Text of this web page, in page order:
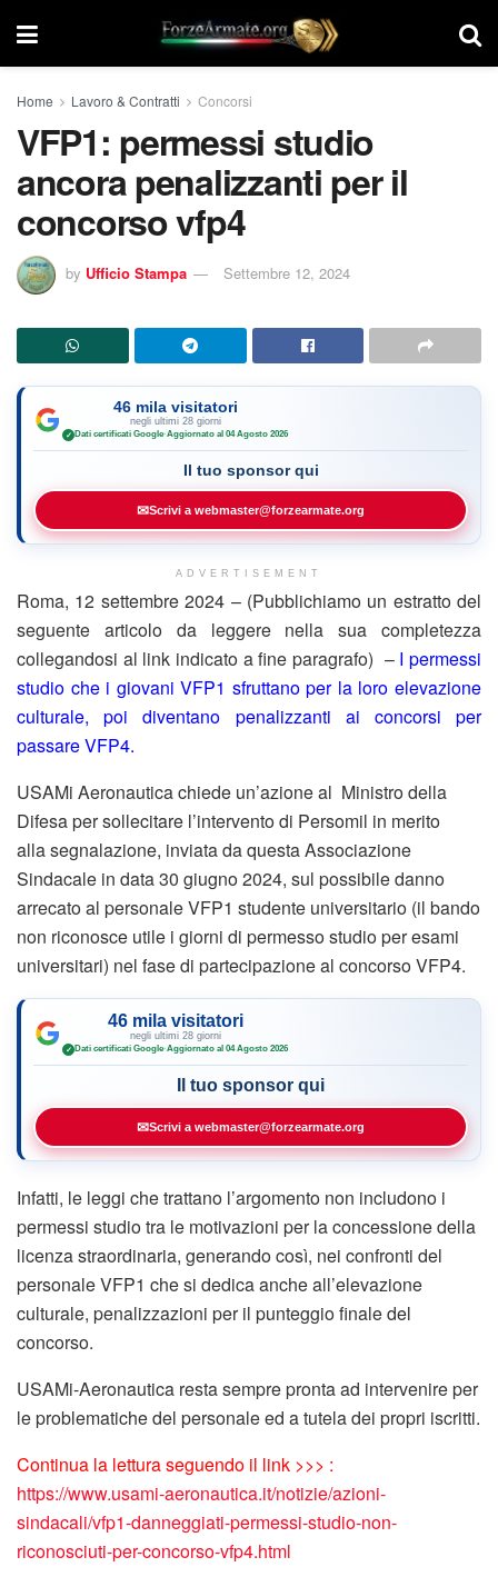
Home Lavoro & Contratti Concorsi
VFP1: permessi studio
ancora penalizzanti per il
concorso vfp4
by Ufficio Stampa Settembre 12, 2024
46 mila visitatori
negli ultimi 28 giorni
✓ Dati certificati Google·Aggiornato al 04 Agosto 2026
Il tuo sponsor qui
✉Scrivi a webmaster@forzearmate.org
ADVERTISEMENT
Roma, 12 settembre 2024 – (Pubblichiamo un estratto del
seguente articolo da leggere nella sua completezza
collegandosi al link indicato a fine paragrafo) –I permessi
studio che i giovani VFP1 sfruttano per la loro elevazione
culturale, poi diventano penalizzanti ai concorsi per
passare VFP4.
USAMi Aeronautica chiede un’azione al Ministro della
Difesa per sollecitare l’intervento di Persomil in merito
alla segnalazione, inviata da questa Associazione
Sindacale in data 30 giugno 2024, sul possibile danno
arrecato al personale VFP1 studente universitario (il bando
non riconosce utile i giorni di permesso studio per esami
universitari) nel fase di partecipazione al concorso VFP4.
46 mila visitatori
negli ultimi 28 giorni
✓ Dati certificati Google·Aggiornato al 04 Agosto 2026
Il tuo sponsor qui
✉Scrivi a webmaster@forzearmate.org
Infatti, le leggi che trattano l’argomento non includono i
permessi studio tra le motivazioni per la concessione della
licenza straordinaria, generando così, nei confronti del
personale VFP1 che si dedica anche all’elevazione
culturale, penalizzazioni per il punteggio finale del
concorso.
USAMi-Aeronautica resta sempre pronta ad intervenire per
le problematiche del personale ed a tutela dei propri iscritti.
Continua la lettura seguendo il link >>> :
https://www.usami-aeronautica.it/notizie/azioni-
sindacali/vfp1-danneggiati-permessi-studio-non-
riconosciuti-per-concorso-vfp4.html